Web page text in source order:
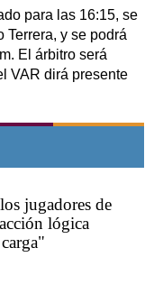
para las 16:15, se
Terrera, y se podrá
El árbitro será
VAR dirá presente
jugadores de
lógica